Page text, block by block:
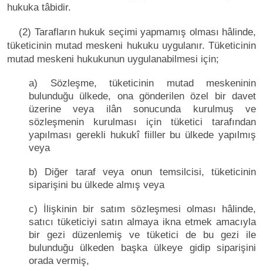
hukuka tâbidir.
(2) Tarafların hukuk seçimi yapmamış olması hâlinde,
tüketicinin mutad meskeni hukuku uygulanır. Tüketicinin
mutad meskeni hukukunun uygulanabilmesi için;
a) Sözleşme, tüketicinin mutad meskeninin
bulunduğu ülkede, ona gönderilen özel bir davet
üzerine veya ilân sonucunda kurulmuş ve
sözleşmenin kurulması için tüketici tarafından
yapılması gerekli hukukî fiiller bu ülkede yapılmış
veya
b) Diğer taraf veya onun temsilcisi, tüketicinin
siparişini bu ülkede almış veya
c) İlişkinin bir satım sözleşmesi olması hâlinde,
satıcı tüketiciyi satın almaya ikna etmek amacıyla
bir gezi düzenlemiş ve tüketici de bu gezi ile
bulunduğu ülkeden başka ülkeye gidip siparişini
orada vermiş,